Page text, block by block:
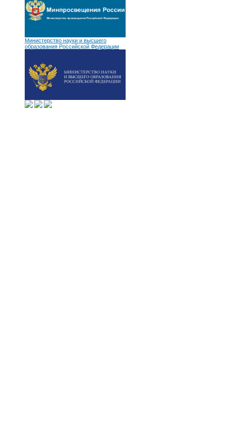
Министерство науки и высшего
образования Российской Федерации